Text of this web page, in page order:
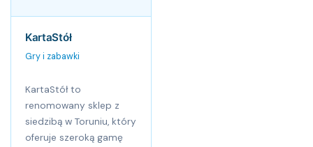
KartaStół
Gry i zabawki
KartaStół to
renomowany sklep z
siedzibą w Toruniu, który
oferuje szeroką gamę